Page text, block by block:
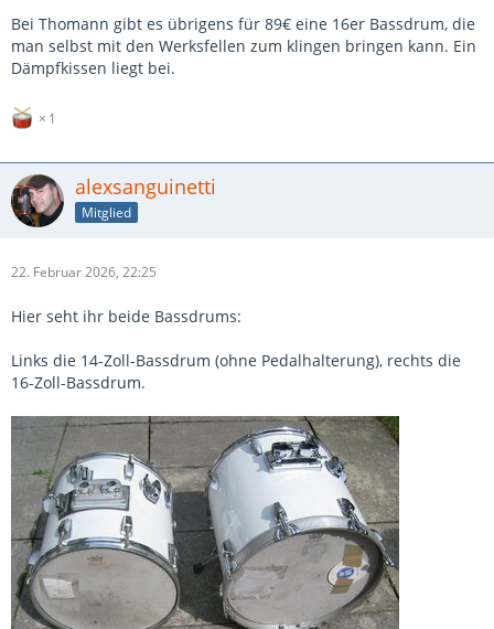
Bei Thomann gibt es übrigens für 89€ eine 16er Bassdrum, die
man selbst mit den Werksfellen zum klingen bringen kann. Ein
Dämpfkissen liegt bei.
1
alexsanguinetti
Mitglied
22. Februar 2026, 22:25
Hier seht ihr beide Bassdrums:
Links die 14-Zoll-Bassdrum (ohne Pedalhalterung), rechts die
16-Zoll-Bassdrum.